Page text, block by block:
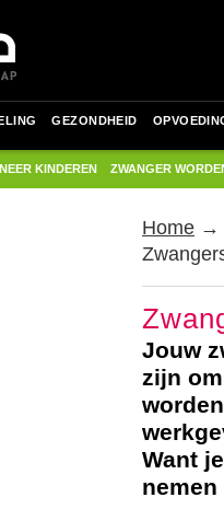
GEZONDHEID
KINDEREN ZWANGER
Home →
Jouw
zijn
Want